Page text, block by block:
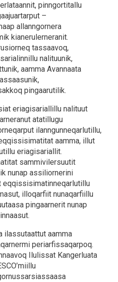
pinngortitallu
–
allanngornera
kianerulerneranit.
tassaavoq,
nalituunik,
aamma Avannaata
pingaarutilik.
eriagisariallillu nalituut
atatillugu
ilanngunneqarlutillu,
aamma, illut
eriagisariallit.
sammivilersuutit
nunap assiliornerini
eqqissisimatinneqarlutillu
illoqarfiit nunaqarfiillu
pingaarnerit nunap
ilassutaattut aamma
periarfissaqarpoq.
Ilulissat Kangerluata